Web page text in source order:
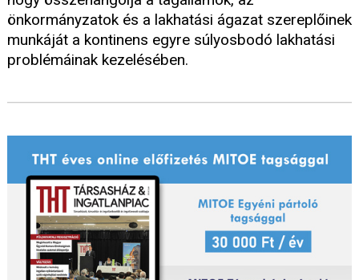
önkormányzatok és a lakhatási ágazat szereplőinek
munkáját a kontinens egyre súlyosbodó lakhatási
problémáinak kezelésében.